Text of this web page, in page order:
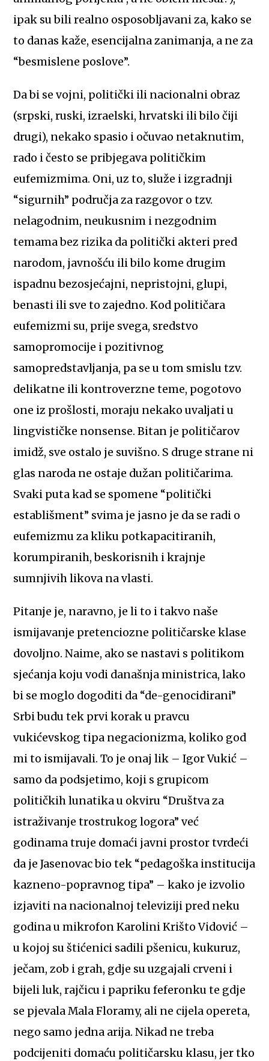
ipak su bili realno osposobljavani za, kako se
to danas kaže, esencijalna zanimanja, a ne za
“besmislene poslove”.
Da bi se vojni, politički ili nacionalni obraz
(srpski, ruski, izraelski, hrvatski ili bilo čiji
drugi), nekako spasio i očuvao netaknutim,
rado i često se pribjegava političkim
eufemizmima. Oni, uz to, služe i izgradnji
“sigurnih” područja za razgovor o tzv.
nelagodnim, neukusnim i nezgodnim
temama bez rizika da politički akteri pred
narodom, javnošću ili bilo kome drugim
ispadnu bezosjećajni, nepristojni, glupi,
benasti ili sve to zajedno. Kod političara
eufemizmi su, prije svega, sredstvo
samopromocije i pozitivnog
samopredstavljanja, pa se u tom smislu tzv.
delikatne ili kontroverzne teme, pogotovo
one iz prošlosti, moraju nekako uvaljati u
lingvističke nonsense. Bitan je političarov
imidž, sve ostalo je suvišno. S druge strane ni
glas naroda ne ostaje dužan političarima.
Svaki puta kad se spomene “politički
establišment” svima je jasno je da se radi o
eufemizmu za kliku potkapacitiranih,
korumpiranih, beskorisnih i krajnje
sumnjivih likova na vlasti.
Pitanje je, naravno, je li to i takvo naše
ismijavanje pretenciozne političarske klase
dovoljno. Naime, ako se nastavi s politikom
sjećanja koju vodi današnja ministrica, lako
bi se moglo dogoditi da “de-genocidirani”
Srbi budu tek prvi korak u pravcu
vukićevskog tipa negacionizma, koliko god
mi to ismijavali. To je onaj lik – Igor Vukić –
samo da podsjetimo, koji s grupicom
političkih lunatika u okviru “Društva za
istraživanje trostrukog logora” već
godinama truje domaći javni prostor tvrdeći
da je Jasenovac bio tek “pedagoška institucija
kazneno-popravnog tipa” – kako je izvolio
izjaviti na nacionalnoj televiziji pred neku
godina u mikrofon Karolini Krišto Vidović –
u kojoj su štićenici sadili pšenicu, kukuruz,
ječam, zob i grah, gdje su uzgajali crveni i
bijeli luk, rajčicu i papriku feferonku te gdje
se pjevala Mala Floramy, ali ne cijela opereta,
nego samo jedna arija. Nikad ne treba
podcijeniti domaću političarsku klasu, jer tko